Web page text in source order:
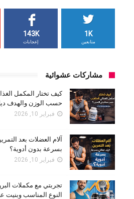
1K
متابعين
143K
إعجابات
مشاركات عشوائية
كيف تختار المكمل
حسب الوزن والهدف
فبراير 10, 2026
آلام العضلات بعد
بسرعة بدون أدوية؟
فبراير 10, 2026
تجربتي مع مكملات
النوع المناسب